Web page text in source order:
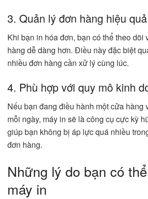
3. Quản lý đơn hàng hiệu quả
Khi bạn in hóa đơn, bạn có thể theo dõi
hàng dễ dàng hơn. Điều này đặc biệt
nhiều đơn hàng cần xử lý cùng lúc.
4. Phù hợp với quy mô kinh
Nếu bạn đang điều hành một cửa hàng
mỗi ngày, máy in sẽ là công cụ cực kỳ
giúp bạn không bị áp lực quá nhiều
đơn hàng.
Những lý do bạn có
máy in